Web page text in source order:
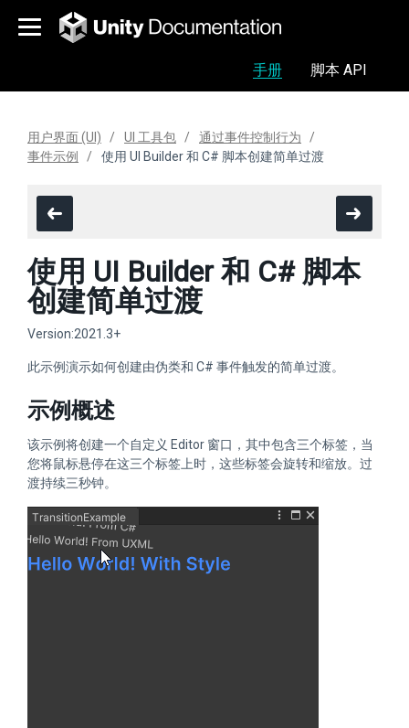
手册 脚本 API
用户界面 (UI) UI 工具包
通过事件控制行为
事件示例
使用 UI Builder 和 C# 脚本创建简单过渡
使用 UI Builder 和 C# 脚本
创建简单过渡
Version:2021.3+
此示例演示如何创建由伪类和 C# 事件触发的简单过渡。
示例概述
该示例将创建一个自定义 Editor 窗口，其中包含三个标签，当
您将鼠标悬停在这三个标签上时，这些标签会旋转和缩放。过
渡持续三秒钟。